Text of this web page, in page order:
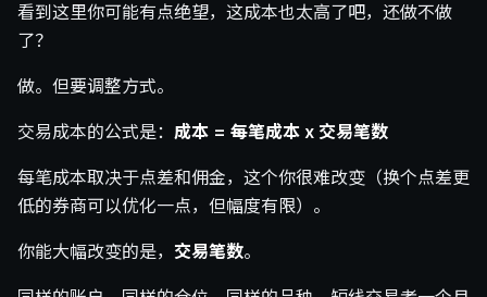
看到这里你可能有点绝望，这成本也太高了吧，还做不做
了？
做。但要调整方式。
交易成本的公式是： 成本 = 每笔成本 x 交易笔数
每笔成本取决于点差和佣金，这个你很难改变（换个点差更
低的券商可以优化一点，但幅度有限）。
你能大幅改变的是， 交易笔数。